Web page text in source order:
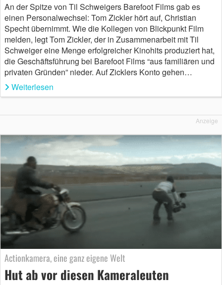
An der Spitze von Til Schweigers Barefoot Films gab es
einen Personalwechsel: Tom Zickler hört auf, Christian
Specht übernimmt. Wie die Kollegen von Blickpunkt Film
melden, legt Tom Zickler, der in Zusammenarbeit mit Til
Schweiger eine Menge erfolgreicher Kinohits produziert hat,
die Geschäftsführung bei Barefoot Films “aus familiären und
privaten Gründen” nieder. Auf Zicklers Konto gehen…
Weiterlesen
Anzeige
Actionkamera, eine ganz eigene Welt
Hut ab vor diesen Kameraleuten